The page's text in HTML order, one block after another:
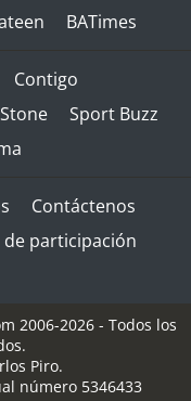
BATimes
Contigo
Sport Buzz
Contáctenos
de participación
2006-2026 - Todos los
Piro.
número 5346433